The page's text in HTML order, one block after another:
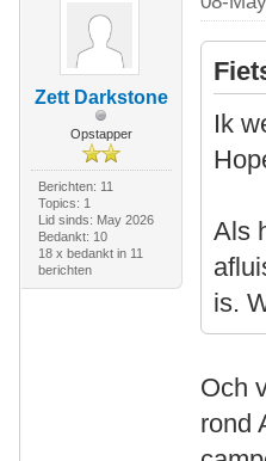
Zett Darkstone
Opstapper
Berichten: 11
Topics: 1
Lid sinds: May 2026
Bedankt: 10
18 x bedankt in 11
berichten
Ik
Als
is.
Och
rond